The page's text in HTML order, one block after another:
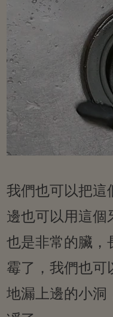
我們也可以把這
邊也可以用這個
也是非常的臟，
霉了，我們也可
地漏上邊的小洞